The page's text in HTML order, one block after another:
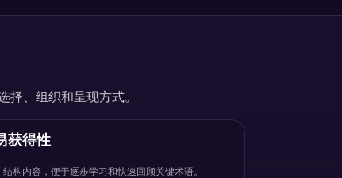
、组织和呈现方式。
获得性
结构内容，便于逐步学习和快速回顾关键术语。